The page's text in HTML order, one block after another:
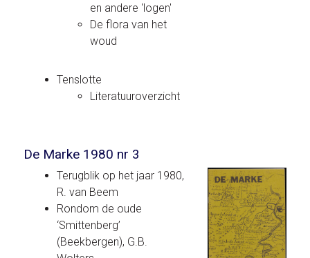
en andere 'logen'
De flora van het
woud
Tenslotte
Literatuuroverzicht
De Marke 1980 nr 3
Terugblik op het jaar 1980,
R. van Beem
Rondom de oude
‘Smittenberg’
(Beekbergen), G.B.